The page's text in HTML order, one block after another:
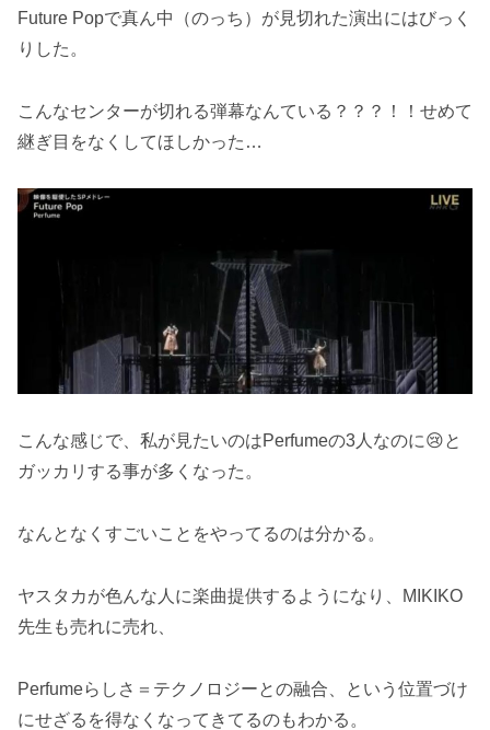
Future Popで真ん中（のっち）が見切れた演出にはびっく
りした。
こんなセンターが切れる弾幕なんている？？？！！せめて
継ぎ目をなくしてほしかった…
こんな感じで、私が見たいのはPerfumeの3人なのに😢と
ガッカリする事が多くなった。
なんとなくすごいことをやってるのは分かる。
ヤスタカが色んな人に楽曲提供するようになり、MIKIKO
先生も売れに売れ、
Perfumeらしさ＝テクノロジーとの融合、という位置づけ
にせざるを得なくなってきてるのもわかる。